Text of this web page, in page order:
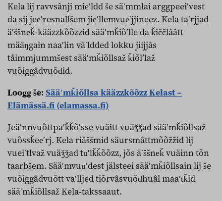
Kela lij ravvsânji mieʹldd še säʹmmlai arggpeeiʹvest
da sij jeeʹresnallšem jieʹllemvueʹjjineez. Kela taʹrjjad
äʹššneǩ-kääzzkõõzzid sääʹmǩiõʹlle da ǩiččlââtt
määŋgain naaʹlin väʹldded lokku jiijjâs
tåimmjummšest sääʹmǩiõllsaž ǩiõlʼlaž
vuõiggâdvuõđid.
Looǥǥ še:Sääʹmǩiõllsa kääzzkõõzz Kelast –
Elämässä.fi (elamassa.fi)
Jeäʹnnvuõttpaʹǩǩõʹsse vuäitt vuäǯǯad sääʹmǩiõllsaž
vuõssǩeeʹrj. Kela riâššmid säursmâttmõõžžid lij
vueiʹtlvaž vuäǯǯad tuʹlǩǩõõzz, jõs äʹššneǩ vuäinn tõn
taarbšem. Sääʹmvuuʹdest jälsteei sääʹmǩiõllsain lij še
vuõiggâdvuõtt vaʹlljed tiõrvâsvuõđhuâl maaʹtǩid
sääʹmǩiõllsaž Kela-takssaaut.